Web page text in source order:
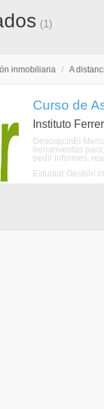
(1)
inmobiliaria / A
Curso de
Instituto Ferrer
DescripcinEl
herramientas
pedir informes,
Estudiar Gestión